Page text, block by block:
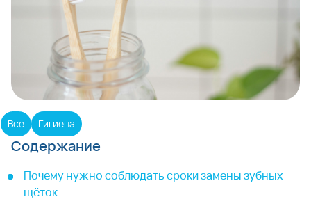
Все Гигиена
Содержание
Почему нужно соблюдать сроки замены зубных
щёток